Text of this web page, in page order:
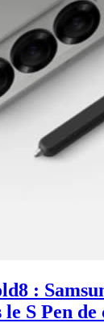
:
S Pen de